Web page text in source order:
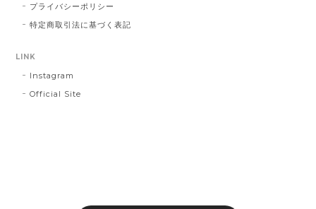
プライバシーポリシー
特定商取引法に基づく表記
LINK
Instagram
Official Site